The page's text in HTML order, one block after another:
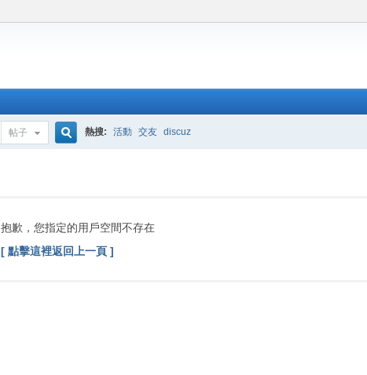
帖子
索
熱搜: 活動 交友 discuz
抱歉，您指定的用戶空間不存在
[ 點擊這裡返回上一頁 ]